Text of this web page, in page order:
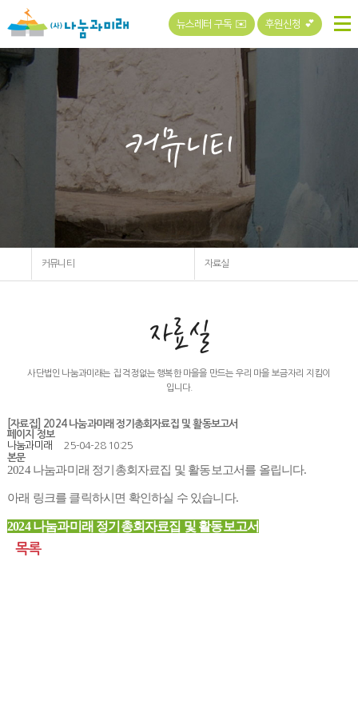
뉴스레터 구독 ✉️ 후원신청 💕
커뮤니티
커뮤니티 자료실
자료실
사단법인 나눔과미래는 집 걱정없는 행복한 마을을 만드는 우리 마을 보금자리 지킴이
입니다.
[자료집] 2024 나눔과미래 정기총회자료집 및 활동보고서
페이지 정보
나눔과미래
25-04-28 10:25
본문
2024 나눔과미래 정기총회자료집 및 활동보고서를 올립니다.
아래 링크를 클릭하시면 확인하실 수 있습니다.
2024 나눔과미래 정기총회자료집 및 활동보고서
목록